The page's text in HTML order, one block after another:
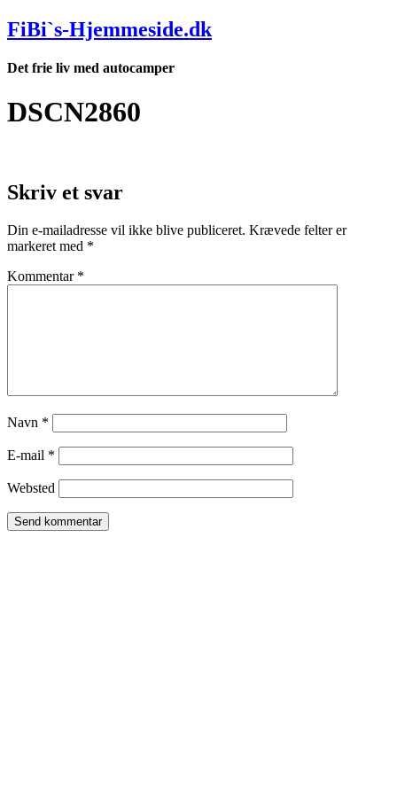
Videre
til
FiBi`s-Hjemmeside.dk
Det frie liv med autocamper
DSCN2860
Skriv et svar
Din e-mailadresse vil ikke blive publiceret. Krævede felter er
markeret med *
Kommentar *
Navn *
E-mail *
Websted